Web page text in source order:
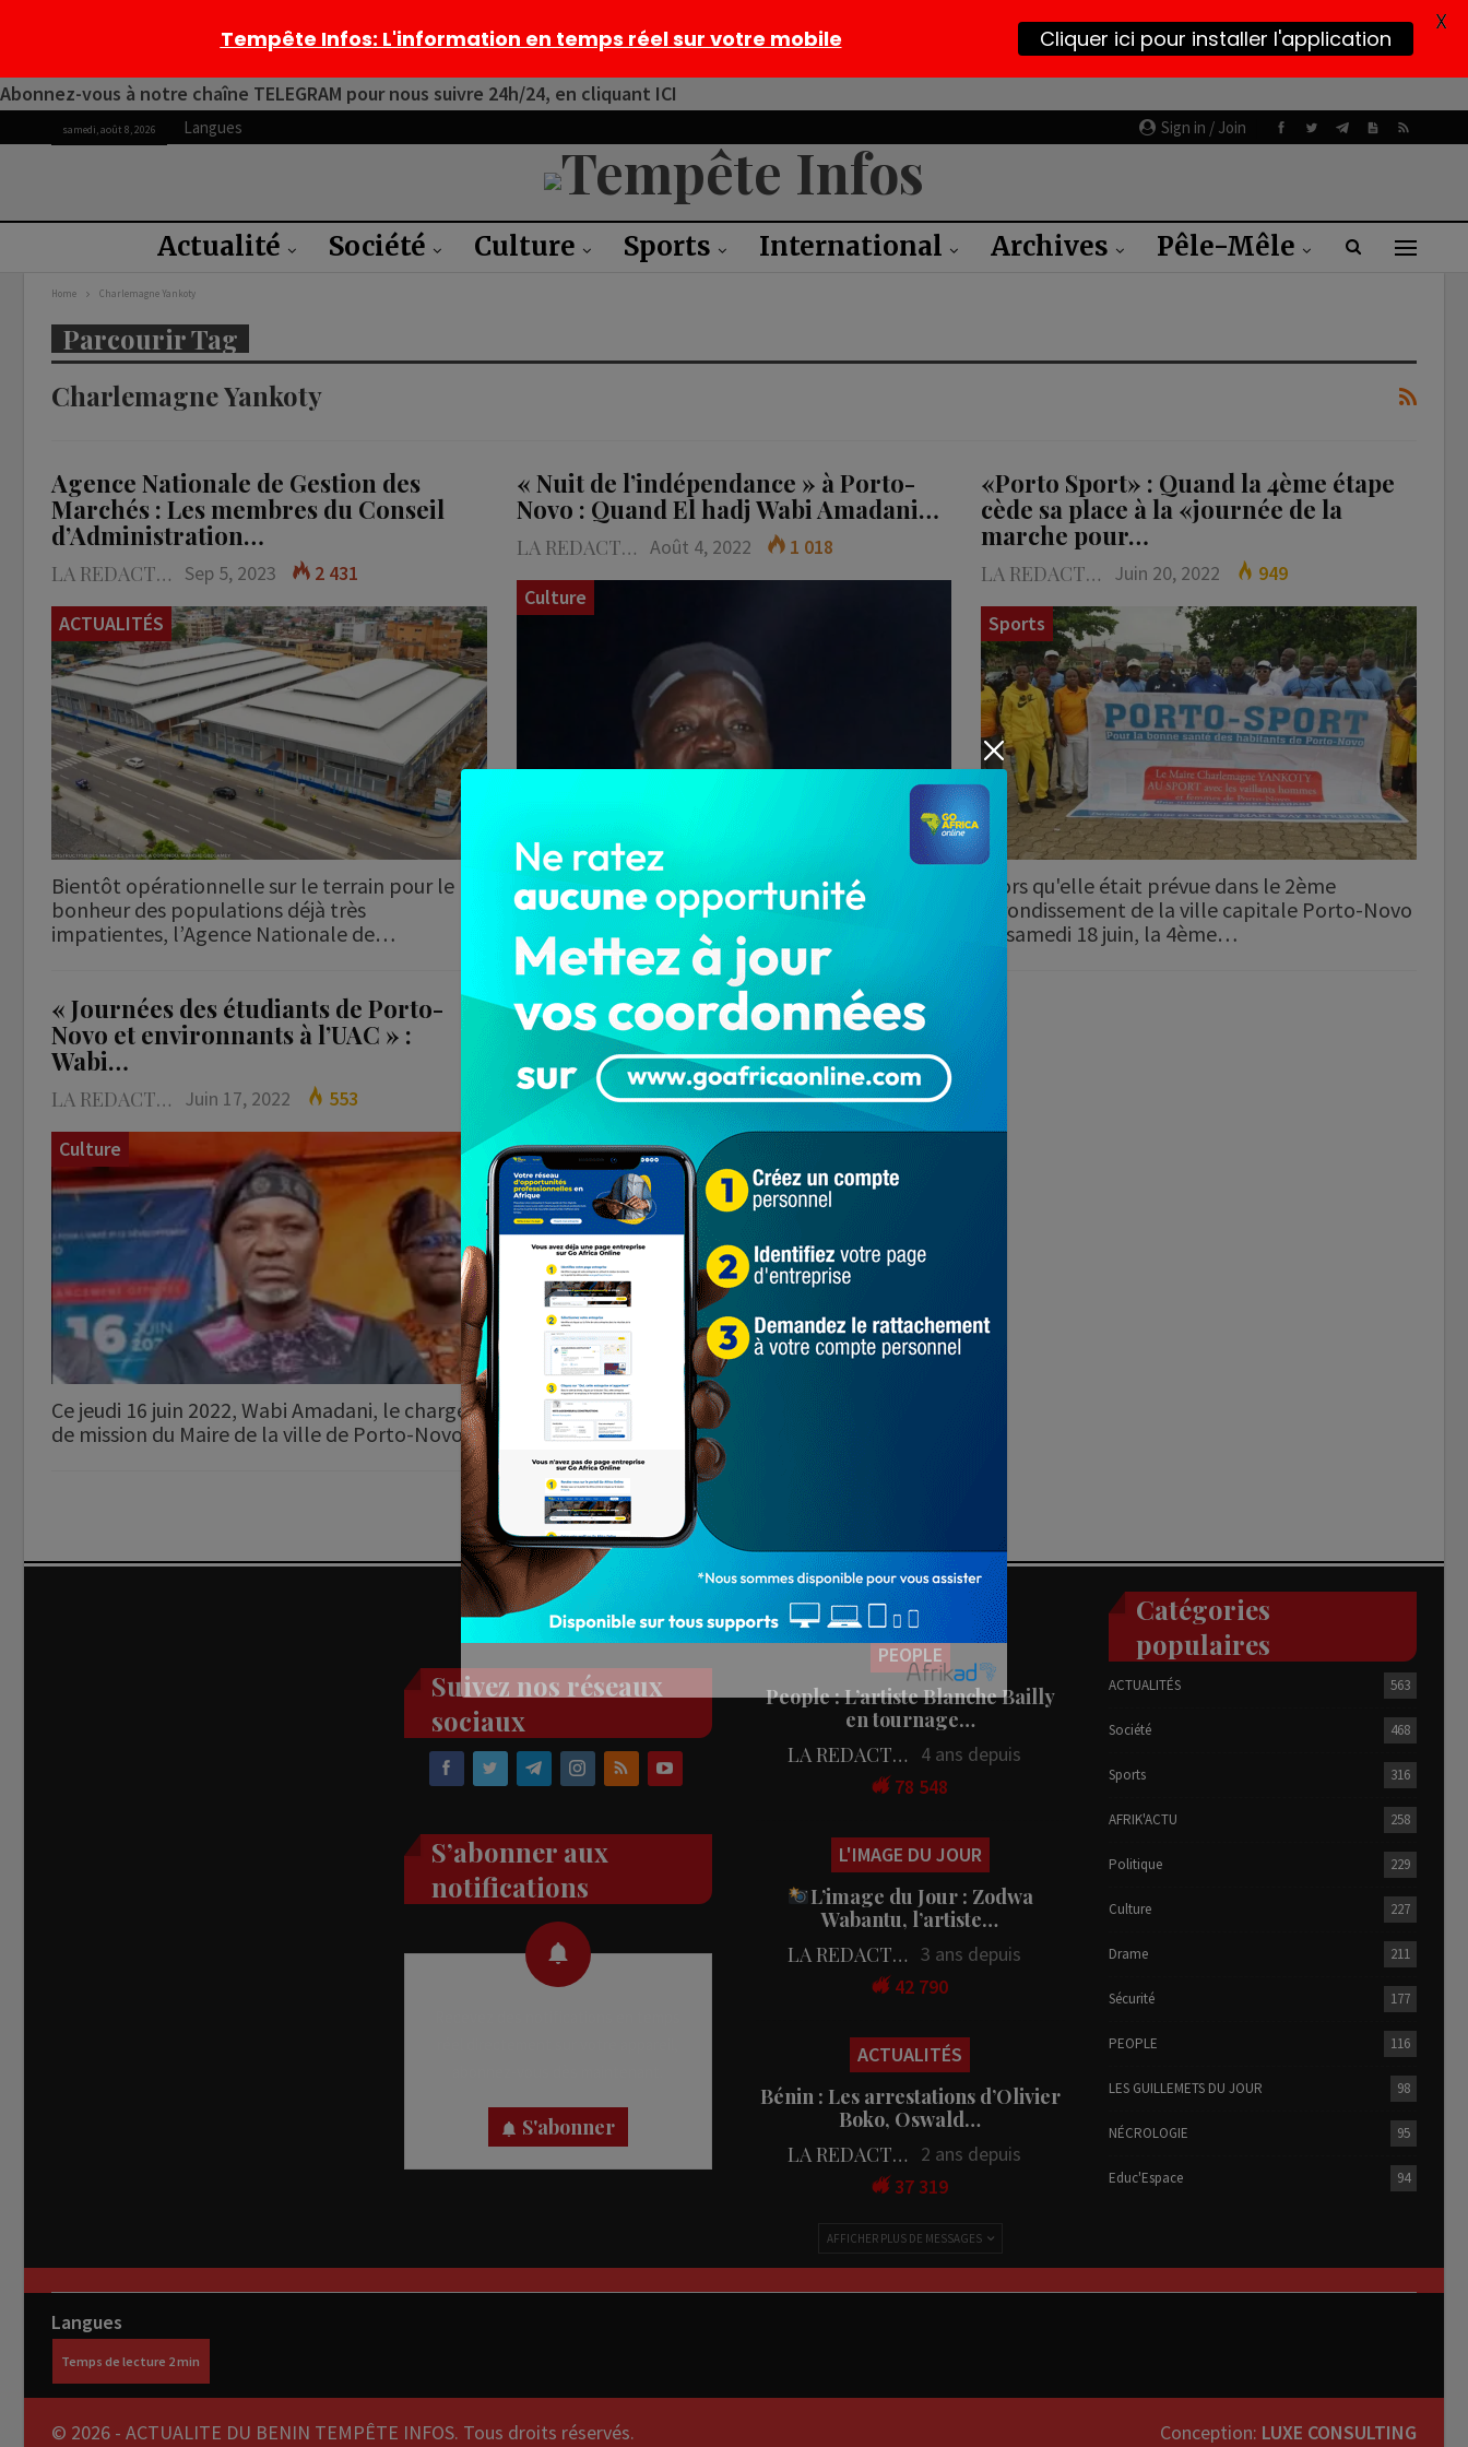
Abonnez-vous à notre chaîne TELEGRAM pour nous suivre 24h/24, en cliquant ICI
Sign in / Join
samedi, août 8, 2026 Langues
Actualité Société Culture Sports International Archives Pêle-Mêle
Home Charlemagne Yankoty
Parcourir Tag
Charlemagne Yankoty
Agence Nationale de Gestion des
Marchés : Les membres du Conseil
d’Administration…
LA REDACTION Sep 5, 2023
2 431
ACTUALITÉS
Bientôt opérationnelle sur le terrain pour le
bonheur des populations déjà très
impatientes, l’Agence Nationale de…
« Nuit de l’indépendance » à Porto-
Novo : Quand El hadj Wabi Amadani…
LA REDACTION Août 4, 2022
1 018
Culture
Lundi 1er août 2022, quelques heures après le
défilé militaire, un événement culturel spécial
a meublé la…
«Porto Sport» : Quand la 4ème étape
cède sa place à la «journée de la
marche pour…
LA REDACTION Juin 20, 2022
949
Sports
Alors qu'elle était prévue dans le 2ème
arrondissement de la ville capitale Porto-Novo
ce samedi 18 juin, la 4ème…
« Journées des étudiants de Porto-
Novo et environnants à l’UAC » :
Wabi…
LA REDACTION Juin 17, 2022
553
Culture
Ce jeudi 16 juin 2022, Wabi Amadani, le chargé
de mission du Maire de la ville de Porto-Novo…
Suivez nos réseaux
sociaux
S’abonner aux
notifications
S'abonner
Populaires
PEOPLE
People : L’artiste Blanche Bailly
en tournage…
LA REDACTION
4 ans depuis
78 548
L'IMAGE DU JOUR
L’image du Jour : Zodwa
Wabantu, l’artiste…
LA REDACTION 3 ans depuis
42 790
ACTUALITÉS
Bénin : Les arrestations d’Olivier
Boko, Oswald…
LA REDACTION
2 ans depuis
37 319
AFFICHER PLUS DE MESSAGES
Catégories
populaires
ACTUALITÉS 563
Société 468
Sports 316
AFRIK'ACTU 258
Politique 229
Culture 227
Drame 211
Sécurité 177
PEOPLE 116
LES GUILLEMETS DU JOUR 98
NÉCROLOGIE 95
Educ'Espace 94
Langues
© 2026 - ACTUALITE DU BENIN TEMPÊTE INFOS. Tous droits réservés. Conception: LUXE CONSULTING
Tempête Infos: L'information en temps réel sur votre mobile Cliquer ici pour installer l'application X